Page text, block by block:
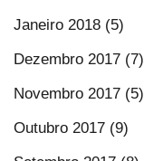
Janeiro 2018 (5)
Dezembro 2017 (7)
Novembro 2017 (5)
Outubro 2017 (9)